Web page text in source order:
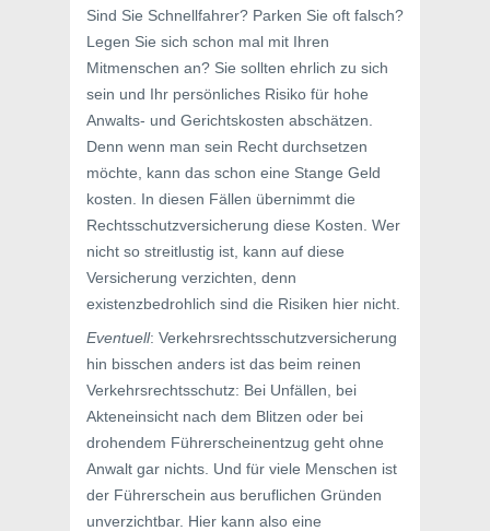
Sind Sie Schnellfahrer? Parken Sie oft falsch?
Legen Sie sich schon mal mit Ihren
Mitmenschen an? Sie sollten ehrlich zu sich
sein und Ihr persönliches Risiko für hohe
Anwalts- und Gerichtskosten abschätzen.
Denn wenn man sein Recht durchsetzen
möchte, kann das schon eine Stange Geld
kosten. In diesen Fällen übernimmt die
Rechtsschutzversicherung diese Kosten. Wer
nicht so streitlustig ist, kann auf diese
Versicherung verzichten, denn
existenzbedrohlich sind die Risiken hier nicht.
Eventuell: Verkehrsrechtsschutzversicherung
hin bisschen anders ist das beim reinen
Verkehrsrechtsschutz: Bei Unfällen, bei
Akteneinsicht nach dem Blitzen oder bei
drohendem Führerscheinentzug geht ohne
Anwalt gar nichts. Und für viele Menschen ist
der Führerschein aus beruflichen Gründen
unverzichtbar. Hier kann also eine